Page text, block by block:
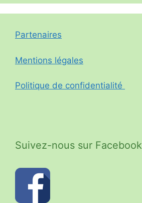
Partenaires
Mentions légales
Politique de confidentialité
Suivez-nous sur Facebook